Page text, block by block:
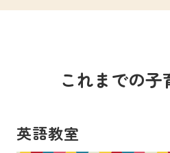
これまでの子
英語教室